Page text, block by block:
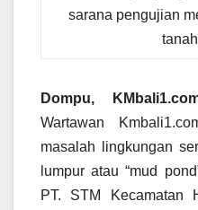
sarana pengujian
Dompu,
Wartawan
masalah lingkungan
lumpur atau “mud
PT. STM Kecamatan